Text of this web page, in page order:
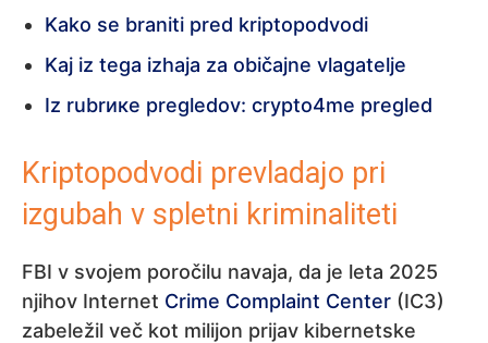
Kako se braniti pred kriptopodvodi
Kaj iz tega izhaja za običajne vlagatelje
Iz rubrике pregledov: crypto4me pregled
Kriptopodvodi prevladajo pri
izgubah v spletni kriminaliteti
FBI v svojem poročilu navaja, da je leta 2025
njihov Internet Crime Complaint Center (IC3)
zabeležil več kot milijon prijav kibernetske